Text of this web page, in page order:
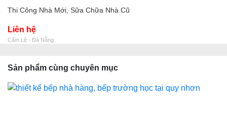
Thi Công Nhà Mới, Sữa Chữa Nhà Cũ
Liên hệ
Cẩm Lệ - Đà Nẵng
Sản phẩm cùng chuyên mục